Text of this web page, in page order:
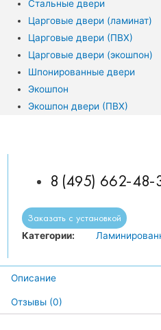
Стальные двери
Царговые двери (ламинат)
Царговые двери (ПВХ)
Царговые двери (экошпон)
Шпонированные двери
Экошпон
Экошпон двери (ПВХ)
8 (495) 662-48-
Заказать с установкой
Категории:
Описание
Отзывы (0)